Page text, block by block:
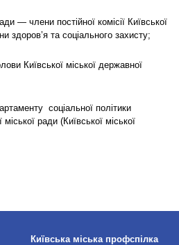
— члени постійної комісії Київської
здоров’я та соціального захисту;
Київської міської державної
соціальної політики
ради (Київської міської
Київська міська профспілка